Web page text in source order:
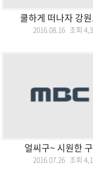
쿨하게 떠나자 강
2016.08.16 조회
얼씨구~ 시원한
2016.07.26 조회